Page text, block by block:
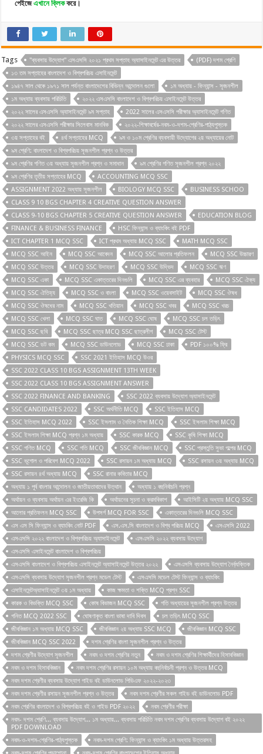
পেইজে এখানে ক্লিক করে।
Tags "ব্যবসায় উদ্যোগ" এসএসসি ২০২১ প্রথম সপ্তাহ অ্যাসাইনমেন্ট এর উত্তর
(PDF) দশম শ্রেণি
১৩ তম সপ্তাহের বাংলাদেশ ও বিশ্বপরিচয় এসাইনমেন্ট
১৯৪৭ সাল থেকে ১৯৭১ সাল পর্যন্ত বাংলাদেশের বিভিন্ন আন্দোলন গুলো
১ম অধ্যায় - ফিন্যান্স - সৃজনশীল
১ম অধ্যায় ব্যবসায় পরিচিতি
২০২২ এসএসসি বাংলাদেশ ও বিশ্বপরিচয় এসাইনমেন্ট উত্তর
২০২২ সালের এসএসসি অ্যাসাইনমেন্ট ৯ম সপ্তাহ
2022 সালের এসএসসি পরীক্ষার অ্যাসাইনমেন্ট গণিত
২০২২ সালের এসএসসি পরীক্ষার সিলেবাস মানবিক
২০২২-শিক্ষাবর্ষের-নবম-ও-দশম-শ্রেণির-পাঠ্যপুস্তক
৩য় সপ্তাহের বই
৪র্থ সপ্তাহের MCQ
৯ম ও ১০ম শ্রেণির ব্যবসায়ী উদ্যোগের ২য় অধ্যায়ের নোট
৯ম শ্রেণি: বাংলাদেশ ও বিশ্বপরিচয় সৃজনশীল প্রশ্ন ও উত্তর
৯ম শ্রেণির গণিত ৩য় অধ্যায় সৃজনশীল প্রশ্ন ও সমাধান
৯ম শ্রেণির গণিত সৃজনশীল প্রশ্ন ২০২২
৯ম শ্রেণির তৃতীয় সপ্তাহের MCQ
ACCOUNTING MCQ SSC
ASSIGNMENT 2022 অধ্যায় সৃজনশীল
BIOLOGY MCQ SSC
BUSINESS SCHOO
CLASS 9 10 BGS CHAPTER 4 CREATIVE QUESTION ANSWER
CLASS 9-10 BGS CHAPTER 5 CREATIVE QUESTION ANSWER
EDUCATION BLOG
FINANCE & BUSINESS FINANCE
HSC ফিন্যান্স ও ব্যাংকিং বই PDF
ICT CHAPTER 1 MCQ SSC
ICT প্রথম অধ্যায় MCQ SSC
MATH MCQ SSC
MCQ SSC আইন
MCQ SSC আবেদন MCQ SSC আলোর প্রতিফলন
MCQ SSC উচ্চারণ
MCQ SSC উত্তর
MCQ SSC উদাহরণ MCQ SSC উদ্ভিদ
MCQ SSC ঋণ
MCQ SSC একা
MCQ SSC একাত্তরের দিনগুলি MCQ SSC এর ব্যবহার
MCQ SSC ঐক্য
MCQ SSC ঐতিহ্য
MCQ SSC ও বাংলা MCQ SSC ওয়েবসাইট
MCQ SSC ঔষধ
MCQ SSC ঔষধের নাম
MCQ SSC খতিয়ান MCQ SSC খবর
MCQ SSC খরচ
MCQ SSC খেলা
MCQ SSC ঘাত MCQ SSC ঘোষ
MCQ SSC চল তড়িৎ
MCQ SSC ছবি
MCQ SSC ছাত্র MCQ SSC ছাত্রলীগ
MCQ SSC টেস্ট
MCQ SSC ডট কম
MCQ SSC ডাউনলোড MCQ SSC ঢাকা
PDF ১০০% ফ্রি
PHYSICS MCQ SSC
SSC 2021 ইতিহাস MCQ উওর
SSC 2022 CLASS 10 BGS ASSIGNMENT 13TH WEEK
SSC 2022 CLASS 10 BGS ASSIGNMENT ANSWER
SSC 2022 FINANCE AND BANKING
SSC 2022 ব্যবসায় উদ্যোগ অ্যাসাইনমেন্ট
SSC CANDIDATES 2022
SSC অর্থনীতি MCQ
SSC ইতিহাস MCQ
SSC ইতিহাস MCQ 2022
SSC ইসলাম ও নৈতিক শিক্ষা MCQ
SSC ইসলাম শিক্ষা MCQ
SSC ইসলাম শিক্ষা MCQ প্রশ্ন ১ম অধ্যায়
SSC কারক MCQ
SSC কৃষি শিক্ষা MCQ
SSC গণিত MCQ
SSC গতি MCQ SSC জীববিজ্ঞান MCQ
SSC প্রস্তুতি সুভা গল্পের MCQ
SSC ভূগোল ও পরিবেশ MCQ 2022
SSC রসায়ন ১ম অধ্যায় MCQ
SSC রসায়ন ৩য় অধ্যায় MCQ
SSC রসায়ন ৪র্থ অধ্যায় MCQ
SSC রানার কবিতার MCQ
অধ্যায় ১ পূর্ব বাংলার আন্দোলন ও জাতীয়তাবাদের উত্থান
অধ্যায় ১ বহুনির্বাচনি প্রশ্ন
অর্থায়ন ও ব্যবসায় অর্থায়ন এর ইংরেজি কি
অর্থায়নের সূচনা ও ক্রমবিকাশ
আইসিটি ২য় অধ্যায় MCQ SSC
আলোর প্রতিফলন MCQ SSC
উপসর্গ MCQ FOR SSC
একাত্তরের দিনগুলি MCQ SSC
এস এস সি ফিন্যান্স ও ব্যাংকিং নোট PDF
এস.এস.সি বাংলাদেশ ও বিশ্ব পরিচয় MCQ
এসএসসি 2022
এসএসসি ২০২২ বাংলাদেশ ও বিশ্বপরিচয় অ্যাসাইনমেন্ট
এসএসসি ২০২২ ব্যবসায় উদ্যোগ
এসএসসি এসাইনমেন্ট বাংলাদেশ ও বিশ্বপরিচয়
এসএসসি বাংলাদেশ ও বিশ্বপরিচয় এসাইনমেন্ট অ্যাসাইনমেন্ট উত্তর ২০২২
এসএসসি ব্যবসায় উদ্যোগ নৈর্ব্যক্তিক
এসএসসি ব্যবসায় উদ্যোগ সৃজনশীল প্রশ্ন মডেল টেস্ট
এসএসসি মডেল টেস্ট ফিন্যান্স ও ব্যাংকিং
এসাইনমেন্টঅ্যাসাইনমেন্ট ৩য় ১ম অধ্যায়
কাজ ক্ষমতা ও শক্তি MCQ প্রশ্ন SSC
কারক ও বিভক্তি MCQ SSC
কোষ বিভাজন MCQ SSC
গতি অধ্যায়ের সৃজনশীল প্রশ্ন উত্তর
গনিত MCQ 2022 SSC
ঘোষণাকৃত বাংলা ভাষা দাবি দিবস
চল তড়িৎ MCQ SSC
জীববিজ্ঞান ১ম অধ্যায় MCQ SSC
জীববিজ্ঞান ২য় অধ্যায় SSC MCQ
জীববিজ্ঞান MCQ SSC
জীববিজ্ঞান MCQ SSC 2022
দশম শ্রেণির বাংলা সৃজনশীল প্রশ্ন ও উত্তর
দশম শ্রেণীর উদ্যোগ সৃজনশীল
নবম ও দশম শ্রেণির নতুন
নবম ও দশম শ্রেণির শিক্ষার্থীদের হিসাববিজ্ঞান
নবম ও দশম হিসাববিজ্ঞান
নবম দশম শ্রেণির রসায়ন ১০ম অধ্যায় বহুনির্বাচনী প্রশ্ন ও উত্তর MCQ
নবম দশম শ্রেণীর ব্যবসায় উদ্যোগ গাইড বই ডাউনলোড পিডিএফ ২০২২-২০২৩
নবম দশম শ্রেণীর রসায়ন সৃজনশীল প্রশ্ন ও উত্তর
নবম দশম শ্রেণীর সকল গাইড বই ডাউনলোড PDF
নবম শ্রেণির বাংলাদেশ ও বিশ্বপরিচয় বই ও গাইড PDF ২০২২
নবম শ্রেণীর পরীক্ষা
নবম- দশম শ্রেণি... ব্যবসায় উদ্যোগ... ১ম অধ্যায়... ব্যবসায় পরিচিতি নবম দশম শ্রেণির ব্যবসায় উদ্যোগ বই ২০২২
PDF DOWNLOAD
নবম-ও-দশম-শ্রেণির-পাঠ্যপুস্তক
নবম-দশম শ্রেণি: ফিন্যান্স ও ব্যাংকিং ১ম অধ্যায় উত্তরসহ